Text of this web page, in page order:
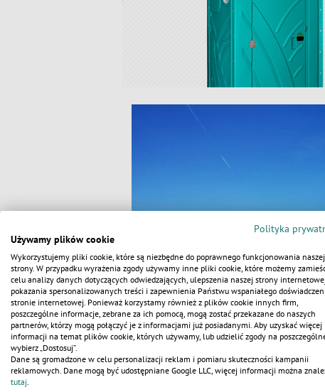
Polityka
Używamy plików cookie
Wykorzystujemy pliki cookie, które są niezbędne do poprawnego funkcjonowania naszej
strony. W przypadku wyrażenia zgody używamy inne pliki cookie, które możemy
celu analizy danych dotyczących odwiedzających, ulepszenia naszej strony
pokazania spersonalizowanych treści i zapewnienia Państwu wspaniałego
stronie internetowej. Ponieważ korzystamy również z plików cookie innych firm,
poszczególne informacje, zebrane za ich pomocą, mogą zostać przekazane do naszych
partnerów, którzy mogą połączyć je z informacjami już posiadanymi. Aby uzyskać więcej
informacji na temat plików cookie, których używamy, lub udzielić zgody na
wybierz „Dostosuj”.
Dane są gromadzone w celu personalizacji reklam i pomiaru skuteczności kampanii
reklamowych. Dane mogą być udostępniane Google LLC, więcej informacji można
tutaj.